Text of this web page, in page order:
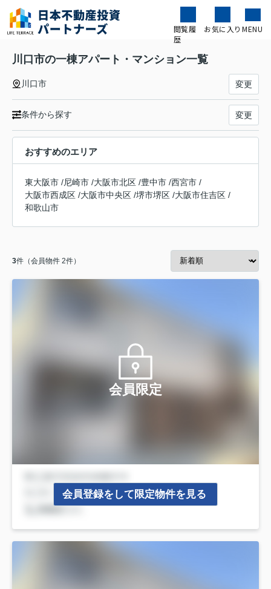
閲覧履
歴
お気に入り MENU
川口市の一棟アパート・マンション一覧
川口市 変更
条件から探す 変更
おすすめのエリア
東大阪市 /尼崎市 /大阪市北区 /豊中市 /西宮市 /
大阪市西成区 /大阪市中央区 /堺市堺区 /大阪市住吉区 /
和歌山市
3件（会員物件 2件）
会員限定
会員登録をして限定物件を見る